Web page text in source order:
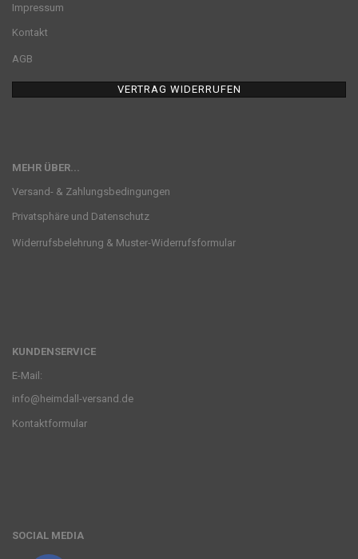
Impressum
Kontakt
AGB
VERTRAG WIDERRUFEN
MEHR ÜBER...
Versand- & Zahlungsbedingungen
Privatsphäre und Datenschutz
Widerrufsbelehrung & Muster-Widerrufsformular
KUNDENSERVICE
E-Mail:
info@heimdall-versand.de
Kontaktformular
SOCIAL MEDIA